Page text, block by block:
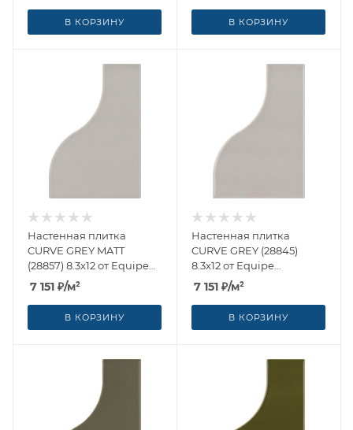
В КОРЗИНУ В КОРЗИНУ
Настенная плитка
CURVE GREY MATT
(28857) 8.3x12 от Equipe
Ceramicas (Испания)
7 151 ₽/м²
В КОРЗИНУ
Настенная плитка
CURVE GREY (28845)
8.3x12 от Equipe
Ceramicas (Испания)
7 151 ₽/м²
В КОРЗИНУ